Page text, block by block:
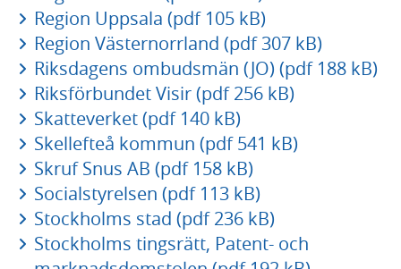
Region Uppsala (pdf 105 kB)
Region Västernorrland (pdf 307 kB)
Riksdagens ombudsmän (JO) (pdf 188 kB)
Riksförbundet Visir (pdf 256 kB)
Skatteverket (pdf 140 kB)
Skellefteå kommun (pdf 541 kB)
Skruf Snus AB (pdf 158 kB)
Socialstyrelsen (pdf 113 kB)
Stockholms stad (pdf 236 kB)
Stockholms tingsrätt, Patent- och